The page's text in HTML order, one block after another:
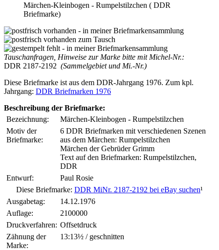
Märchen-Kleinbogen - Rumpelstilzchen ( DDR
Briefmarke)
Tauschanfragen, Hinweise zur Marke bitte mit Michel-Nr.:
DDR 2187-2192 (Sammelgebiet und Mi.-Nr.)
Diese Briefmarke ist aus dem DDR-Jahrgang 1976. Zum kpl.
Jahrgang: DDR Briefmarken 1976
Beschreibung der Briefmarke:
Bezeichnung:
Märchen-Kleinbogen - Rumpelstilzchen
Motiv der
Briefmarke:
6 DDR Briefmarken mit verschiedenen Szenen
aus dem Märchen: Rumpelstilzchen
Märchen der Gebrüder Grimm
Text auf den Briefmarken: Rumpelstilzchen,
DDR
Entwurf:
Paul Rosie
Diese Briefmarke: DDR MiNr. 2187-2192 bei eBay suchen¹
Ausgabetag:
14.12.1976
Auflage:
2100000
Druckverfahren: Offsetdruck
Zähnung der
Marke:
13:13½ / geschnitten